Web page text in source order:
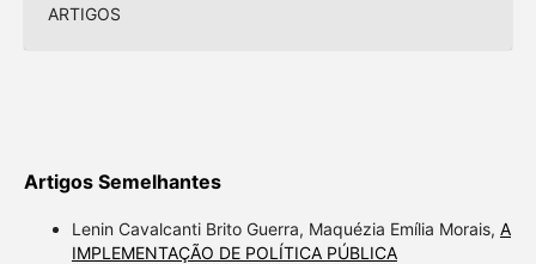
ARTIGOS
Artigos Semelhantes
Lenin Cavalcanti Brito Guerra, Maquézia Emília Morais, A
IMPLEMENTAÇÃO DE POLÍTICA PÚBLICA